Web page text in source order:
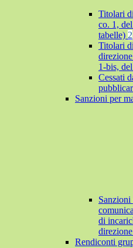
Titolari
co. 1,
tabelle) 2
Titolari
1-bis,
Cessati
Sanzioni per
Sanzioni
di
Rendiconti